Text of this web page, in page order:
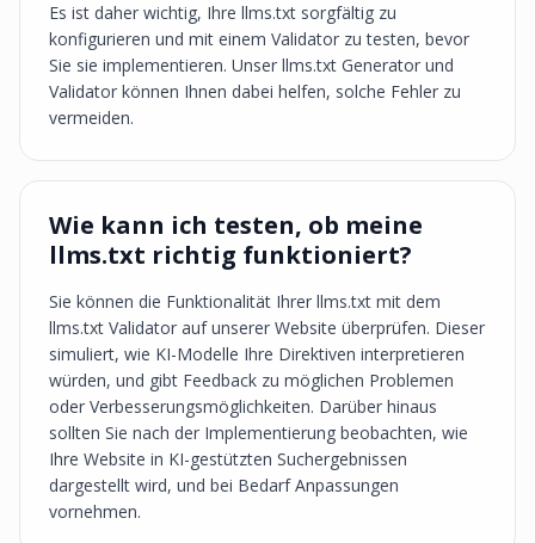
Es ist daher wichtig, Ihre llms.txt sorgfältig zu
konfigurieren und mit einem Validator zu testen, bevor
Sie sie implementieren. Unser llms.txt Generator und
Validator können Ihnen dabei helfen, solche Fehler zu
vermeiden.
Wie kann ich testen, ob meine
llms.txt richtig funktioniert?
Sie können die Funktionalität Ihrer llms.txt mit dem
llms.txt Validator auf unserer Website überprüfen. Dieser
simuliert, wie KI-Modelle Ihre Direktiven interpretieren
würden, und gibt Feedback zu möglichen Problemen
oder Verbesserungsmöglichkeiten. Darüber hinaus
sollten Sie nach der Implementierung beobachten, wie
Ihre Website in KI-gestützten Suchergebnissen
dargestellt wird, und bei Bedarf Anpassungen
vornehmen.